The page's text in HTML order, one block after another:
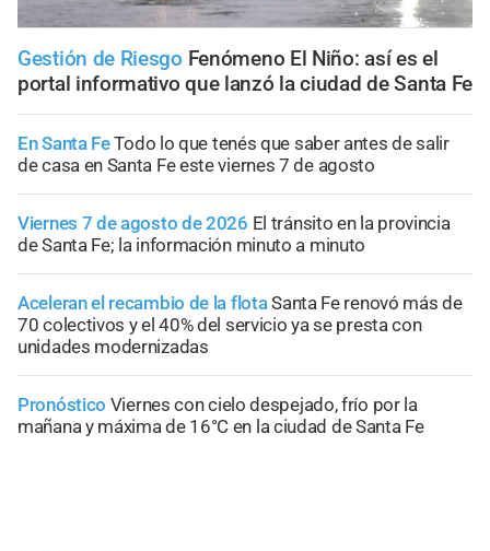
Gestión de Riesgo Fenómeno El Niño: así es el
portal informativo que lanzó la ciudad de Santa Fe
En Santa FeTodo lo que tenés que saber antes de salir
de casa en Santa Fe este viernes 7 de agosto
Viernes 7 de agosto de 2026 El tránsito en la provincia
de Santa Fe; la información minuto a minuto
Aceleran el recambio de la flotaSanta Fe renovó más de
70 colectivos y el 40% del servicio ya se presta con
unidades modernizadas
Pronóstico Viernes con cielo despejado, frío por la
mañana y máxima de 16°C en la ciudad de Santa Fe